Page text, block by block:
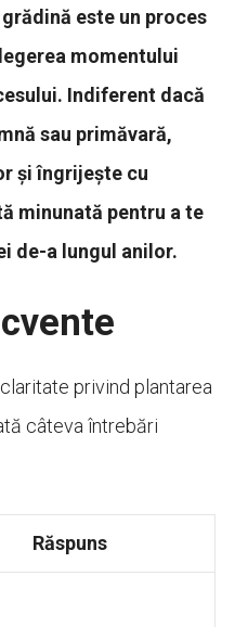
este un proces
momentului
Indiferent dacă
sau primăvară,
și îngrijește cu
minunată pentru a te
de-a lungul anilor.
privind plantarea
câteva întrebări
Răspuns